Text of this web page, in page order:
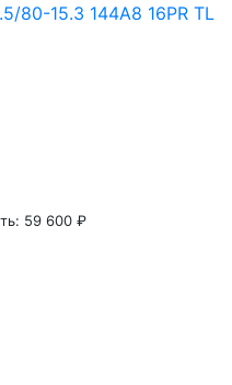
80-15.3 144A8 16PR TL
59 600 ₽